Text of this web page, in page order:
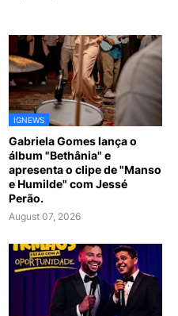
IGNEWS
Gabriela Gomes lança o
álbum "Bethânia" e
apresenta o clipe de "Manso
e Humilde" com Jessé
Perão.
August 07, 2026